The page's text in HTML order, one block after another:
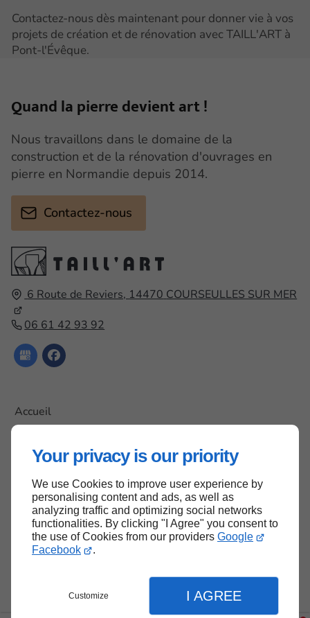
Your privacy is our priority
We use Cookies to improve user experience by
personalising content and ads, as well as
analyzing traffic and optimizing social networks
functionalities. By clicking "I Agree" you consent to
the use of Cookies from our providers Google
Facebook
.
Customize I AGREE
Contactez-nous dès maintenant pour donner vie à vos
projets de création et de rénovation avec TAILL'ART à
Pont-l'Évêque.
6 Route de Reviers, 14470 COURSEULLES SUR MER
06 61 42 93 92
Accueil
Mentions légales
Plan du site
Quand la pierredevient art !
Nous travaillons dans le domaine de la
construction et de la rénovation d'ouvrages en
pierre en Normandie depuis 2014.
Contactez-nous
Haut de page